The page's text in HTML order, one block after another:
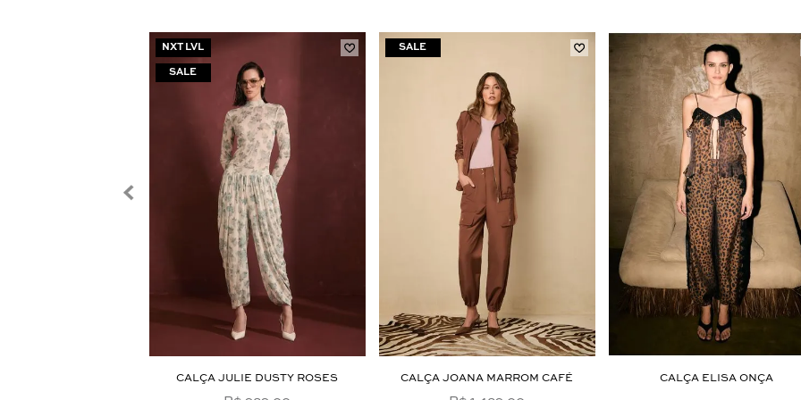
termos e polí­ticas de privacidade
NXT LVL
CALÇA JULIE DUSTY ROSES CALÇA JOANA MARROM CAFÉ CALÇA ELISA ONÇA